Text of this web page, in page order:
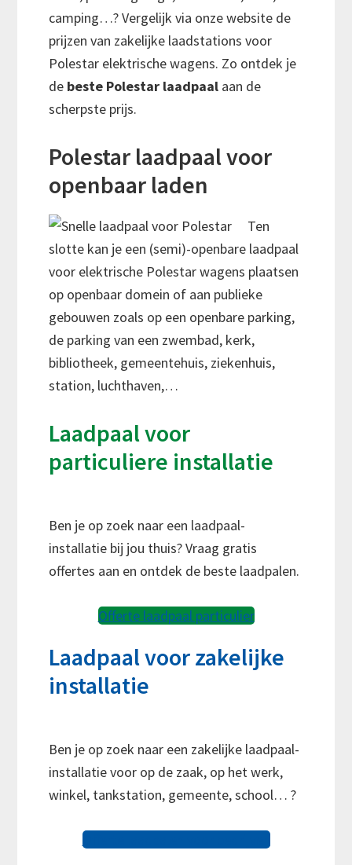
camping…? Vergelijk via onze website de
prijzen van zakelijke laadstations voor
Polestar elektrische wagens. Zo ontdek je
de beste Polestar laadpaal aan de
scherpste prijs.
Polestar laadpaal voor
openbaar laden
Ten
slotte kan je een (semi)-openbare laadpaal
voor elektrische Polestar wagens plaatsen
op openbaar domein of aan publieke
gebouwen zoals op een openbare parking,
de parking van een zwembad, kerk,
bibliotheek, gemeentehuis, ziekenhuis,
station, luchthaven,…
Laadpaal voor
particuliere installatie
Ben je op zoek naar een laadpaal-
installatie bij jou thuis? Vraag gratis
offertes aan en ontdek de beste laadpalen.
Offerte laadpaal particulier
Laadpaal voor zakelijke
installatie
Ben je op zoek naar een zakelijke laadpaal-
installatie voor op de zaak, op het werk,
winkel, tankstation, gemeente, school… ?
Offerte laadpalen voor bedrijven